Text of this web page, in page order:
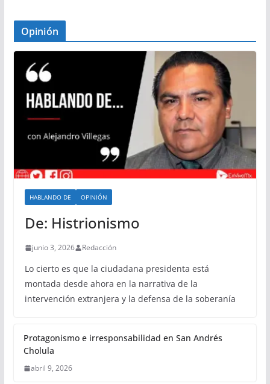
Opinión
HABLANDO DE OPINIÓN
De: Histrionismo
junio 3, 2026 Redacción
Lo cierto es que la ciudadana presidenta está
montada desde ahora en la narrativa de la
intervención extranjera y la defensa de la soberanía
Protagonismo e irresponsabilidad en San Andrés
Cholula
abril 9, 2026